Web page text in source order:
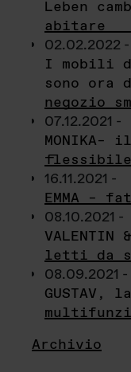
Leben
abitare
02.02.2022 -
I mobili di
sono ora
negozio
07.12.2021 -
flessibile
16.11.2021 -
EMMA –
08.10.2021 -
VALENTIN
letti da
08.09.2021 -
GUSTAV,
Archivio